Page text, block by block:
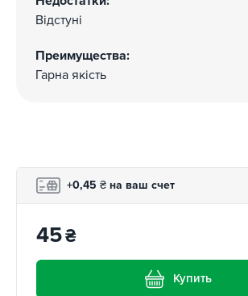
Відстуні
Преимущества:
Гарна якість
+0,45 ₴ на ваш счет
45₴
Купить